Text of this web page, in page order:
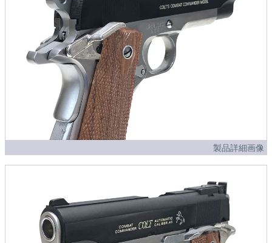
製品詳細画像